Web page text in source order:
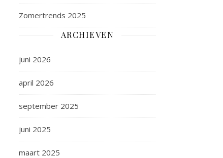
Zomertrends 2025
ARCHIEVEN
juni 2026
april 2026
september 2025
juni 2025
maart 2025